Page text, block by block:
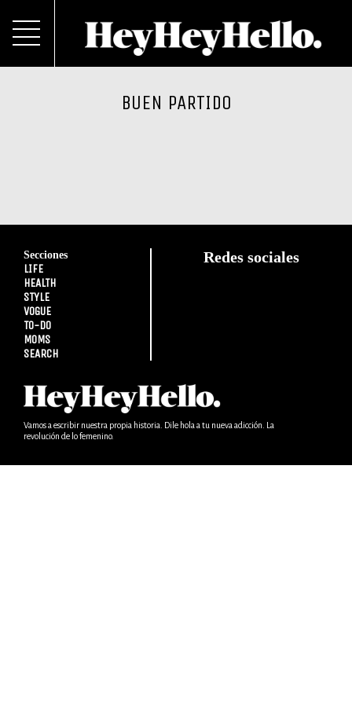
BUEN PARTIDO
Secciones
LIFE
HEALTH
STYLE
VOGUE
TO-DO
MOMS
SEARCH
Redes sociales
Vamos a escribir nuestra propia historia. Dile hola a tu nueva adicción. La
revolución de lo femenino.